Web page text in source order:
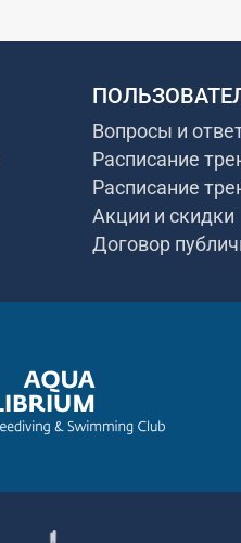
Вопросы и
Расписание
Расписание
Акции и скидки
Договор